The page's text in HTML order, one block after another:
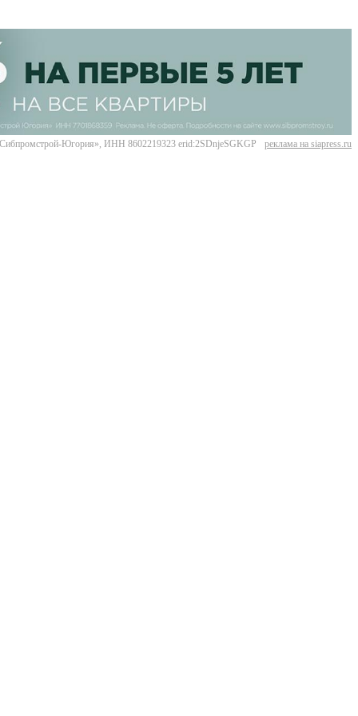
Югория», ИНН 8602219323 erid:2SDnjeSGKGP реклама на siapress.ru